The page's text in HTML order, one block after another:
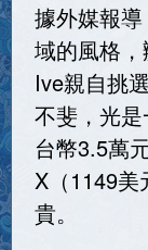
據外媒報
域的風格
Ive親自挑
不斐，光
台幣3.5萬
X（1149美
貴。